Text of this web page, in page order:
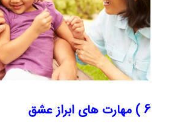
6 ) مهارت های ابراز عشق